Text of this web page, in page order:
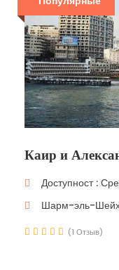
Каир и
Доступност :
Шарм-эль-
(1 Отзыв)